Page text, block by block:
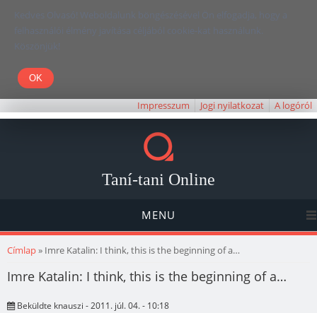
Kedves Olvasó! Weboldalunk böngészésével Ön elfogadja, hogy a
felhasználói élmény javítása céljából cookie-kat használunk.
Köszönjük!
Impresszum Jogi nyilatkozat A logóról
Taní-tani Online
MENU
Jelenlegi hely
Címlap» Imre Katalin: I think, this is the beginning of a…
Imre Katalin: I think, this is the beginning of a…
Beküldte knauszi - 2011. júl. 04. - 10:18